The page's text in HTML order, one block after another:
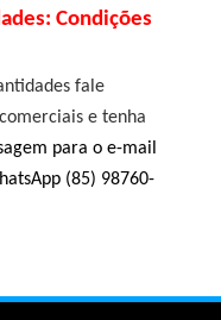
Condições
fale
e tenha
para o e-mail
(85) 98760-